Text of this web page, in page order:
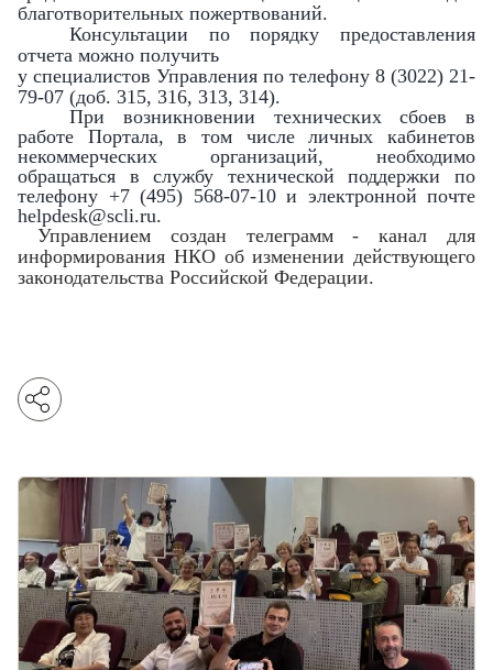
благотворительных пожертвований.
Консультации по порядку предоставления
отчета можно получить
у специалистов Управления по телефону 8 (3022) 21-
79-07 (доб. 315, 316, 313, 314).
При возникновении технических сбоев в
работе Портала, в том числе личных кабинетов
некоммерческих организаций, необходимо
обращаться в службу технической поддержки по
телефону +7 (495) 568-07-10 и электронной почте
helpdesk@scli.ru.
Управлением создан телеграмм - канал для
информирования НКО об изменении действующего
законодательства Российской Федерации.